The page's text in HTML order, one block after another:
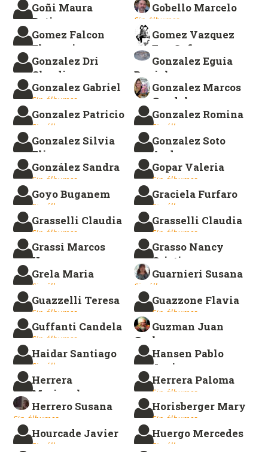
Goñi Maura
Betina
Sin álbumes.
Gobello Marcelo
Sin álbumes.
Gomez Falcon
Florencia
Sin álbumes.
Gomez Vazquez
Eva Sofia
Sin álbumes.
Gonzalez Dri
Claudia
Sin álbumes.
Gonzalez Eguia
Daniel
Sin álbumes.
Gonzalez Gabriel
Sin álbumes.
Gonzalez Marcos
Guadalupe
Sin álbumes.
Gonzalez Patricio
Sin álbumes.
Gonzalez Romina
Sin álbumes.
Gonzalez Silvia
Elisa
Sin álbumes.
Gonzalez Soto
Andrea
Sin álbumes.
González Sandra
Sin álbumes.
Gopar Valeria
Sin álbumes.
Goyo Buganem
Sin álbumes.
Graciela Furfaro
Sin álbumes.
Grasselli Claudia
Sin álbumes.
Grasselli Claudia
Sin álbumes.
Grassi Marcos
Hugo
Sin álbumes.
Grasso Nancy
Cristina
Sin álbumes.
Grela Maria
Sin álbumes.
Guarnieri Susana
Sin álbumes.
Guazzelli Teresa
Sin álbumes.
Guazzone Flavia
Sin álbumes.
Guffanti Candela
Sin álbumes.
Guzman Juan
Carlos
Sin álbumes.
Haidar Santiago
Sin álbumes.
Hansen Pablo
Javier
Sin álbumes.
Herrera
Marianela
Sin álbumes.
Herrera Paloma
Sin álbumes.
Herrero Susana
Sin álbumes.
Horisberger Mary
Sin álbumes.
Hourcade Javier
Sin álbumes.
Huergo Mercedes
Sin álbumes.